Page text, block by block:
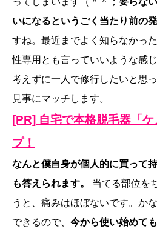
いになるというごく当たり前の
すね。最近までよく知らなかっ
性専用とも言っていいような感
考えずに一人で修行したいと思
見事にマッチします。
[PR] 自宅で本格脱毛器「
プ！
なんと僕自身が個人的に買って
も答えられます。
当てる部位を
うと、痛みはほぼないです。か
できるので、 今から使い始めて